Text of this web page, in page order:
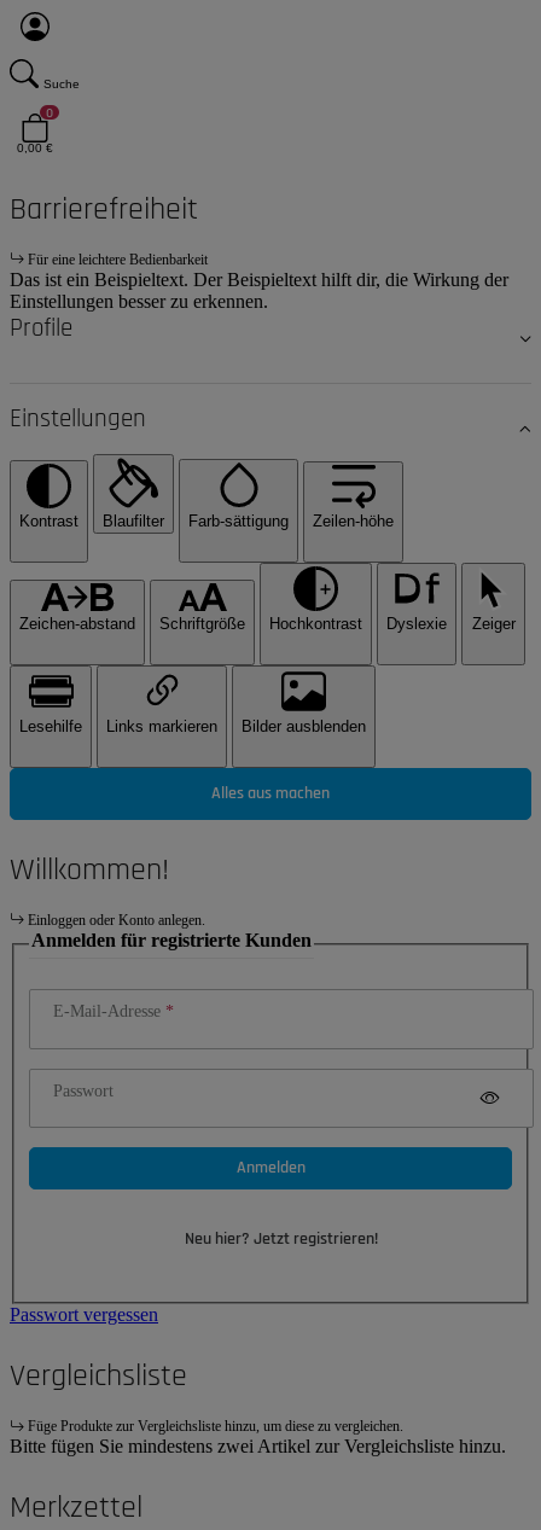
Suche
0
0,00 €
Barrierefreiheit
Für eine leichtere Bedienbarkeit
Das ist ein Beispieltext. Der Beispieltext hilft dir, die Wirkung der
Einstellungen besser zu erkennen.
Profile
Einstellungen
Kontrast Blaufilter Farb-sättigung Zeilen-höhe
Zeichen-abstand Schriftgröße Hochkontrast Dyslexie Zeiger
Lesehilfe Links markieren Bilder ausblenden
Alles aus machen
Willkommen!
Einloggen oder Konto anlegen.
Anmelden für registrierte Kunden
E-Mail-Adresse
Passwort
Anmelden
Neu hier? Jetzt registrieren!
Passwort vergessen
Vergleichsliste
Füge Produkte zur Vergleichsliste hinzu, um diese zu vergleichen.
Bitte fügen Sie mindestens zwei Artikel zur Vergleichsliste hinzu.
Merkzettel